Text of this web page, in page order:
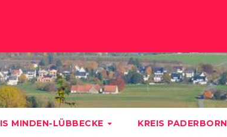
MINDEN-LÜBBECKE KREIS PADERBORN